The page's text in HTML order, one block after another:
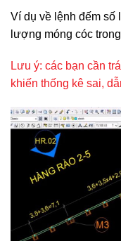
Ví dụ về lệnh đếm số
lượng móng cóc
Lưu ý: các bạn cần
khiến thống kê sai,